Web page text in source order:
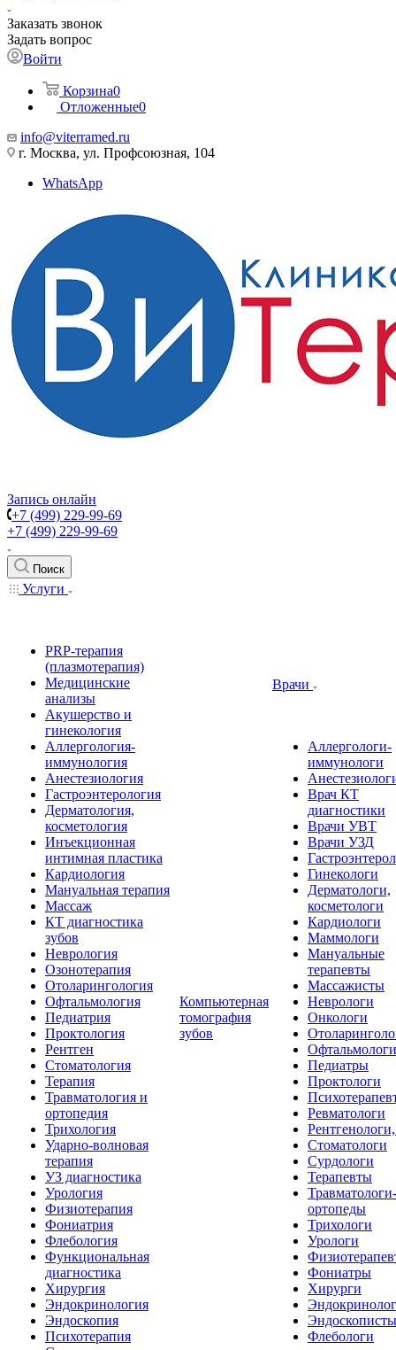
Заказать звонок
Задать вопрос
Войти
Корзина0
Отложенные0
info@viterramed.ru
г. Москва, ул. Профсоюзная, 104
WhatsApp
Запись онлайн
+7 (499) 229-99-69
+7 (499) 229-99-69
Поиск
Услуги
PRP-терапия
(плазмотерапия)
Медицинские
анализы
Акушерство и
гинекология
Аллергология-
иммунология
Анестезиология
Гастроэнтерология
Дерматология,
косметология
Инъекционная
интимная пластика
Кардиология
Мануальная терапия
Массаж
КТ диагностика
зубов
Неврология
Озонотерапия
Отоларингология
Офтальмология
Педиатрия
Проктология
Рентген
Стоматология
Терапия
Травматология и
ортопедия
Трихология
Ударно-волновая
терапия
УЗ диагностика
Урология
Физиотерапия
Фониатрия
Флебология
Функциональная
диагностика
Хирургия
Эндокринология
Эндоскопия
Психотерапия
Компьютерная
томография
зубов
Врачи
Аллергологи-
иммунологи
Врач КТ
диагностики
Врачи УВТ
Врачи УЗД
Гинекологи
Дерматологи,
косметологи
Кардиологи
Маммологи
Мануальные
терапевты
Массажисты
Неврологи
Онкологи
Офтальмологи
Педиатры
Проктологи
Ревматологи
Стоматологи
Сурдологи
Терапевты
Травматологи-
ортопеды
Трихологи
Урологи
Фониатры
Хирурги
Эндоскописты
Флебологи